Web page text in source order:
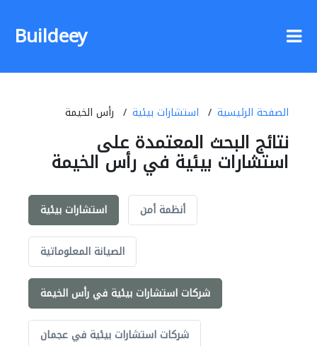
Buildeey
الصفحة الرئيسية استشارات بيئية رأس الخيمة
نتائج البحث المعتمدة على
استشارات بيئية في رأس الخيمة
استشارات بيئية أنظمة أمن
الصيانة المعلوماتية
شركات استشارات بيئية في رأس الخيمة
شركات استشارات بيئية في عجمان